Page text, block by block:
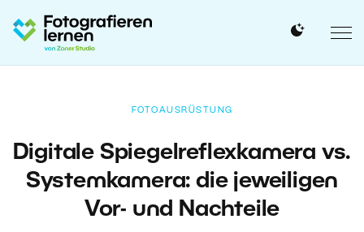
FOTOAUSRÜSTUNG
Digitale Spiegelreflexkamera vs.
Systemkamera: die jeweiligen
Vor- und Nachteile